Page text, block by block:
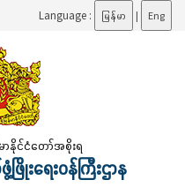
Language : မြန်မာ | Eng
ာနိုင်ငံတော်အစိုးရ
းရေးဝန်ကြီးဌာန